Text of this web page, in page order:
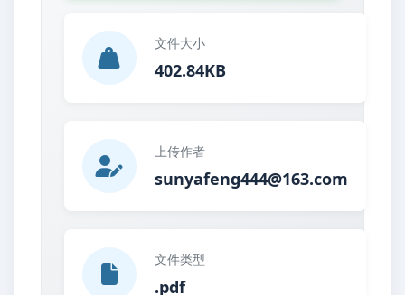
文件大小
402.84KB
上传作者
sunyafeng444@163.com
文件类型
.pdf